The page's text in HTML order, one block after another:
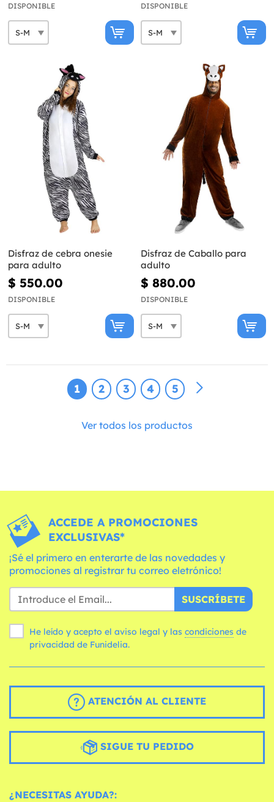
DISPONIBLE DISPONIBLE
Disfraz de cebra onesie
para adulto
$ 550.00
DISPONIBLE
Disfraz de Caballo para
adulto
$ 880.00
DISPONIBLE
1 2 3 4 5
Ver todos los productos
ACCEDE A PROMOCIONES
EXCLUSIVAS*
¡Sé el primero en enterarte de las novedades y
promociones al registrar tu correo eletrónico!
SUSCRÍBETE
He leído y acepto el aviso legal y las condiciones
privacidad de Funidelia.
ATENCIÓN AL CLIENTE
SIGUE TU PEDIDO
¿NECESITAS AYUDA?: